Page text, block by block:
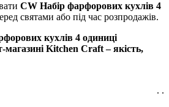
CW Набір фарфорових кухлів 4
святами або під час розпродажів.
кухлів 4 одиниці
Kitchen Craft – якість,
. .